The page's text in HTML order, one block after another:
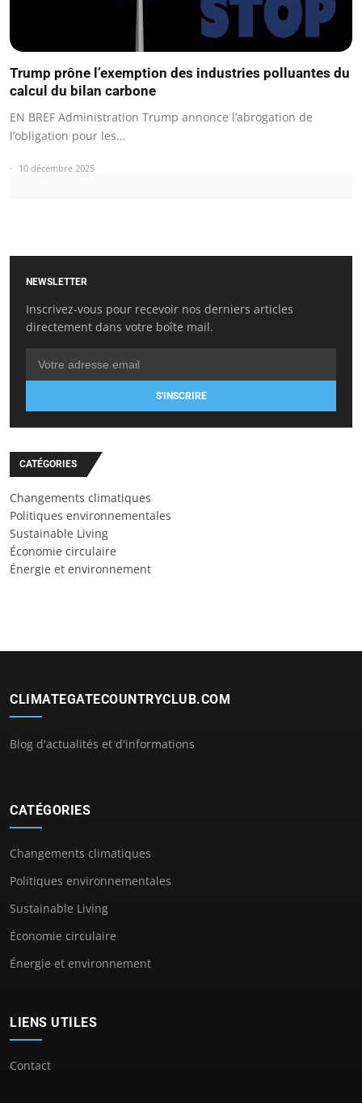
Trump prône l’exemption des industries polluantes du
calcul du bilan carbone
EN BREF Administration Trump annonce l’abrogation de
l’obligation pour les…
10 décembre 2025
NEWSLETTER
Inscrivez-vous pour recevoir nos derniers articles
directement dans votre boîte mail.
S'INSCRIRE
CATÉGORIES
Changements climatiques
Politiques environnementales
Sustainable Living
Économie circulaire
Énergie et environnement
CLIMATEGATECOUNTRYCLUB.COM
Blog d'actualités et d'informations
CATÉGORIES
Changements climatiques
Politiques environnementales
Sustainable Living
Économie circulaire
Énergie et environnement
LIENS UTILES
Contact